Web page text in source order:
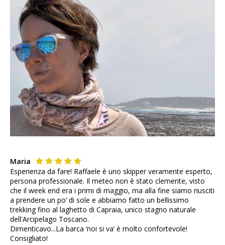
Maria
Esperienza da fare! Raffaele è uno skipper veramente esperto,
persona professionale. Il meteo non è stato clemente, visto
che il week end era i primi di maggio, ma alla fine siamo riusciti
a prendere un po’ di sole e abbiamo fatto un bellissimo
trekking fino al laghetto di Capraia, unico stagno naturale
dell'Arcipelago Toscano.
Dimenticavo...La barca ‘noi si va’ è molto confortevole!
Consigliato!